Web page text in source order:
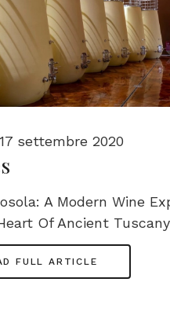
settembre 2020
A Modern Wine
Of Ancient Tuscany
FULL ARTICLE